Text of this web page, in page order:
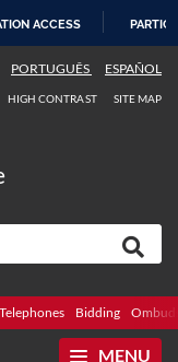
ACCESS
PORTUGUÊS ESPAÑOL
HIGH CONTRAST SITE MAP
Telephones Bidding
MENU